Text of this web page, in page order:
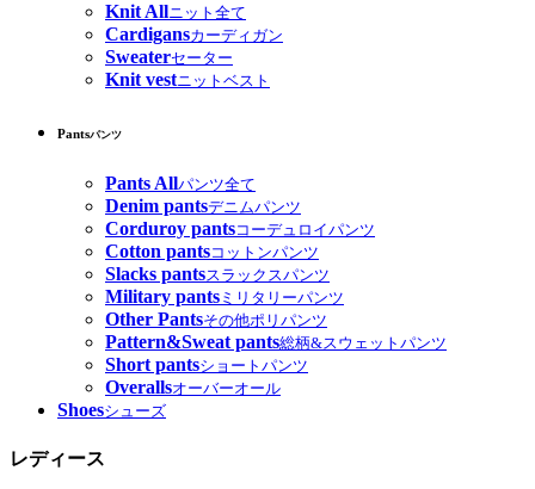
Knit Allニット全て
Cardigansカーディガン
Sweaterセーター
Knit vestニットベスト
Pantsパンツ
Pants Allパンツ全て
Denim pantsデニムパンツ
Corduroy pantsコーデュロイパンツ
Cotton pantsコットンパンツ
Slacks pantsスラックスパンツ
Military pants ミリタリーパンツ
Other Pantsその他ポリパンツ
Pattern&Sweat pants総柄&スウェットパンツ
Short pantsショートパンツ
Overallsオーバーオール
Shoesシューズ
レディース